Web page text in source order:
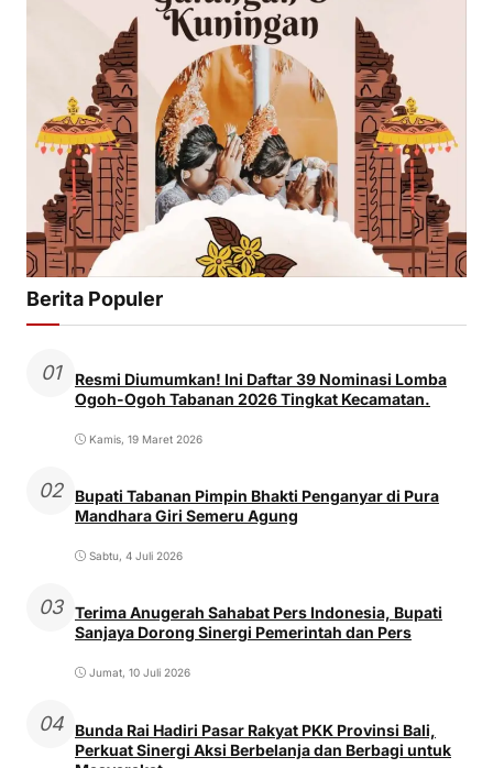
Berita Populer
01
Resmi Diumumkan! Ini Daftar 39 Nominasi Lomba
Ogoh-Ogoh Tabanan 2026 Tingkat Kecamatan.
Kamis, 19 Maret 2026
02
Bupati Tabanan Pimpin Bhakti Penganyar di Pura
Mandhara Giri Semeru Agung
Sabtu, 4 Juli 2026
03
Terima Anugerah Sahabat Pers Indonesia, Bupati
Sanjaya Dorong Sinergi Pemerintah dan Pers
Jumat, 10 Juli 2026
04
Bunda Rai Hadiri Pasar Rakyat PKK Provinsi Bali,
Perkuat Sinergi Aksi Berbelanja dan Berbagi untuk